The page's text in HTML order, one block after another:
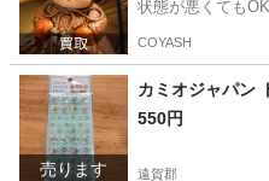
状態が悪くても
COYASH
売ります
カミオジャパン
550円
遠賀郡